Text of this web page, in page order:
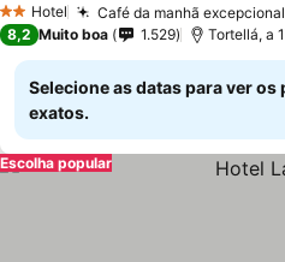
2 Estrelas
Hotel Café da manhã
8,2 Muito boa 1.529 Tortellá, a
Selecione as datas para ver os
exatos.
Escolha popular